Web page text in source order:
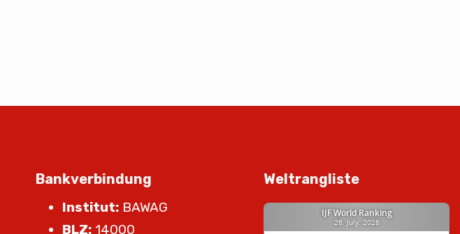
Bankverbindung
Institut: BAWAG
BLZ: 14000
Weltrangliste